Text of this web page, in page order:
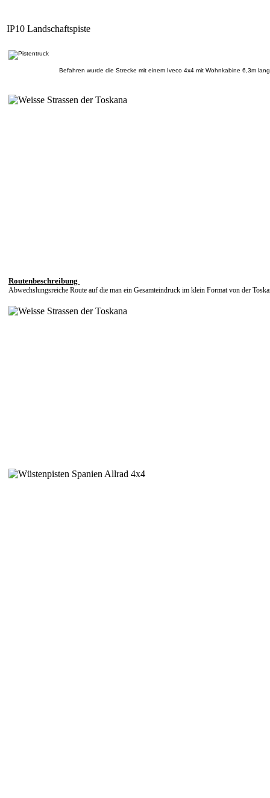
IP10 Landschaftspiste
Befahren wurde die Strecke mit einem Iveco 4x4 mit Wohnkabine 6,3m
Routenbeschreibung
Abwechslungsreiche Route auf die man ein Gesamteindruck im klein Format von der